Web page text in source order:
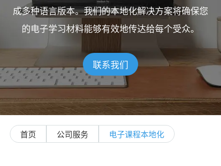
成多种语言版本。我们的本地化解决方案将确保您
的电子学习材料能够有效地传达给每个受众。
联系我们
首页 公司服务 电子课程本地化